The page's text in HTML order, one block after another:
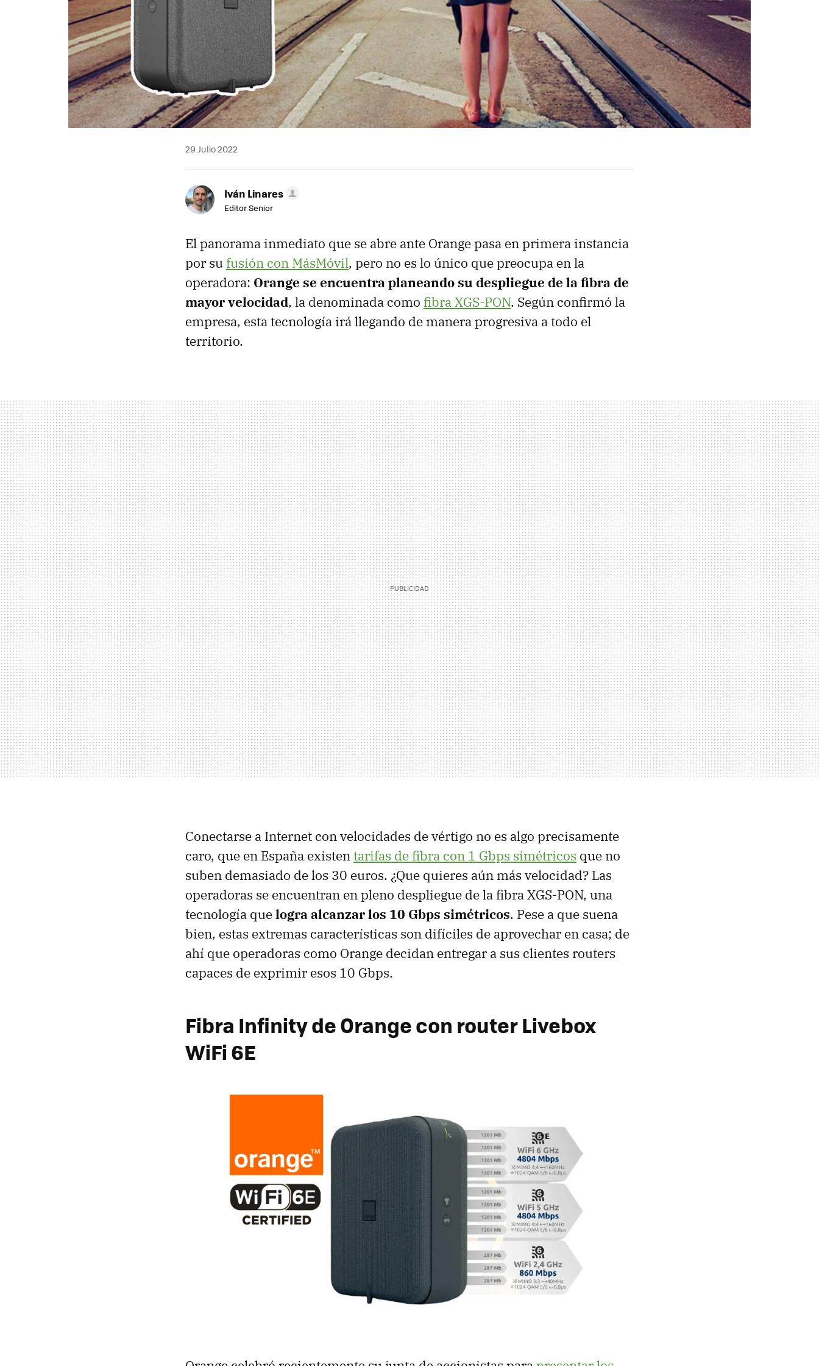
29 Julio 2022
Iván Linares
Editor Senior
El panorama inmediato que se abre ante Orange pasa en primera instancia
por su fusión con MásMóvil, pero no es lo único que preocupa en la
operadora: Orange se encuentra planeando su despliegue de la fibra de
mayor velocidad, la denominada como fibra XGS-PON. Según confirmó la
empresa, esta tecnología irá llegando de manera progresiva a todo el
territorio.
Conectarse a Internet con velocidades de vértigo no es algo precisamente
caro, que en España existen tarifas de fibra con 1 Gbps simétricos que no
suben demasiado de los 30 euros. ¿Que quieres aún más velocidad? Las
operadoras se encuentran en pleno despliegue de la fibra XGS-PON, una
tecnología quelogra alcanzar los 10 Gbps simétricos. Pese a que suena
bien, estas extremas características son difíciles de aprovechar en casa; de
ahí que operadoras como Orange decidan entregar a sus clientes routers
capaces de exprimir esos 10 Gbps.
Fibra Infinity de Orange con router Livebox
WiFi 6E